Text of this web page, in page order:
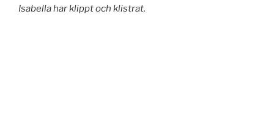
Isabella har klippt och klistrat.